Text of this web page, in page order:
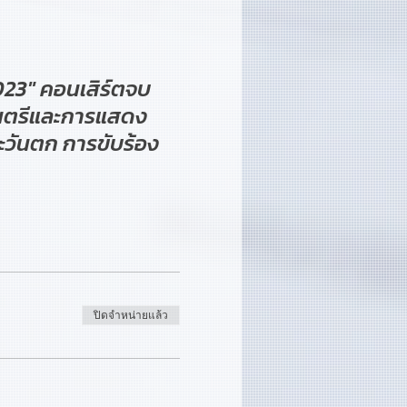
คอนเสิร์ตจบ
รีและการแสดง
นตก การขับร้อง
ปิดจำหน่ายแล้ว